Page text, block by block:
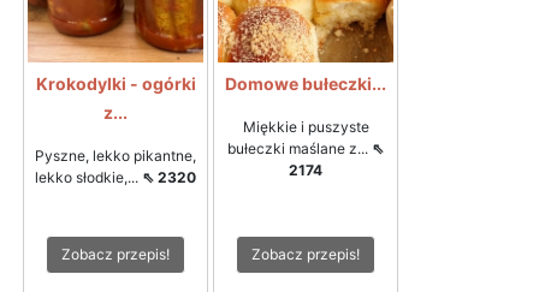
Krokodylki - ogórki
z...
Pyszne, lekko pikantne,
lekko słodkie,... ⇖ 2320
Zobacz przepis!
Domowe bułeczki...
Miękkie i puszyste
bułeczki maślane z... ⇖
2174
Zobacz przepis!